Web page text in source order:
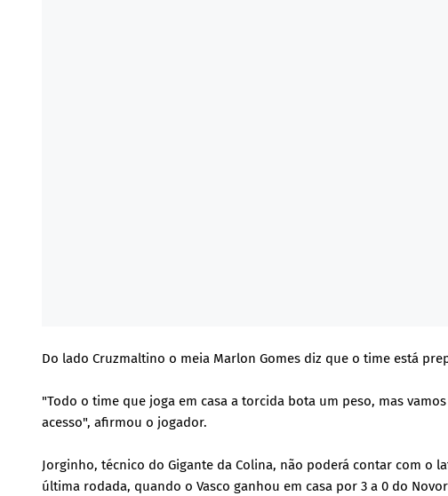
Do lado Cruzmaltino o meia Marlon Gomes diz que o time está
"Todo o time que joga em casa a torcida bota um peso, mas
acesso", afirmou o jogador.
Jorginho, técnico do Gigante da Colina, não poderá contar com
última rodada, quando o Vasco ganhou em casa por 3 a 0 do